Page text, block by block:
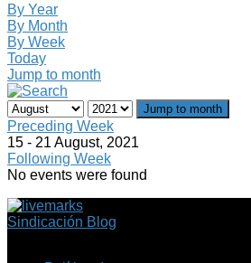
By Year
By Month
By Week
Today
Jump to month
Jump to month
Preceding Week
15 - 21 August, 2021
Following Week
No events were found
Sindicación Blog